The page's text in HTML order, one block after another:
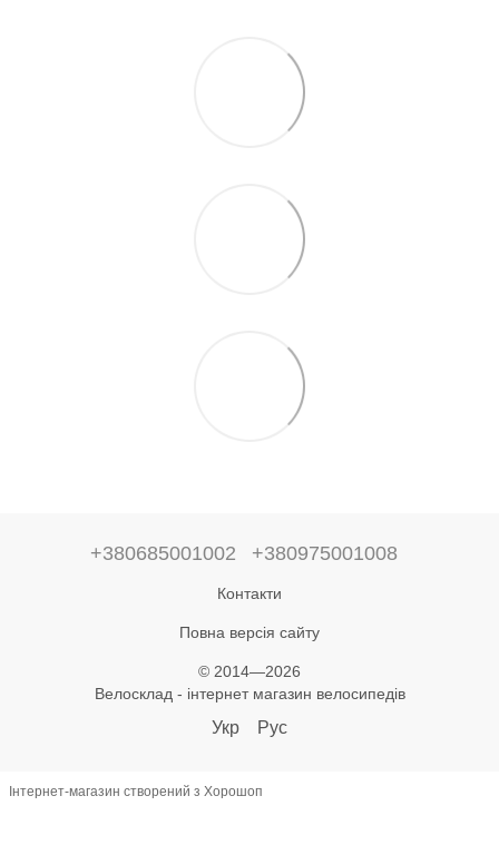
+380685001002 +380975001008
Контакти
Повна версія сайту
© 2014—2026
Велосклад - інтернет магазин велосипедів
Укр Рус
Інтернет-магазин створений з Хорошоп